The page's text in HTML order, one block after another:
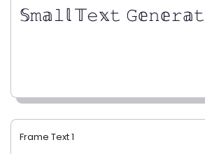
𝕊𝚖𝕒𝚕𝕝 𝕋𝚎𝕩𝚝
Frame Text 1